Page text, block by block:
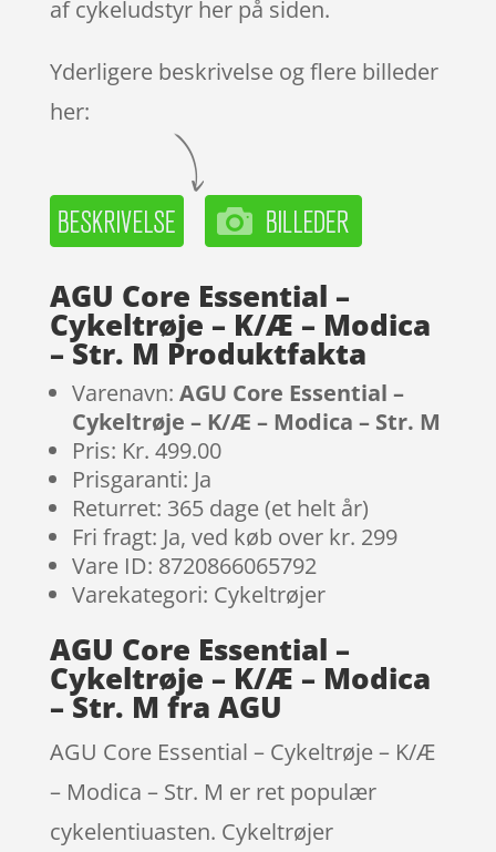
af cykeludstyr her på siden.
Yderligere beskrivelse og flere billeder
her:
AGU Core Essential –
Cykeltrøje – K/Æ – Modica
– Str. M Produktfakta
Varenavn: AGU Core Essential –
Cykeltrøje – K/Æ – Modica – Str. M
Pris: Kr. 499.00
Prisgaranti: Ja
Returret: 365 dage (et helt år)
Fri fragt: Ja, ved køb over kr. 299
Vare ID: 8720866065792
Varekategori: Cykeltrøjer
AGU Core Essential –
Cykeltrøje – K/Æ – Modica
– Str. M fra AGU
AGU Core Essential – Cykeltrøje – K/Æ
– Modica – Str. M er ret populær
cykelentiuasten. Cykeltrøjer